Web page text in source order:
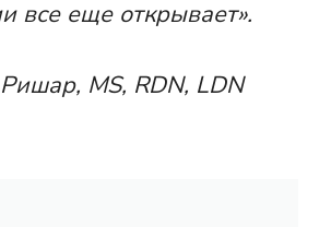
все еще открывает».
MS, RDN, LDN